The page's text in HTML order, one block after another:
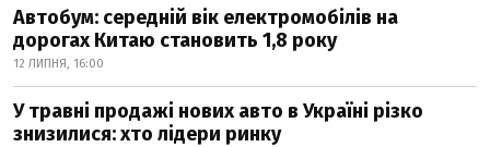
Автобум: середній вік електромобілів на
дорогах Китаю становить 1,8 року
12 ЛИПНЯ, 16:00
У травні продажі нових авто в Україні різко
знизилися: хто лідери ринку